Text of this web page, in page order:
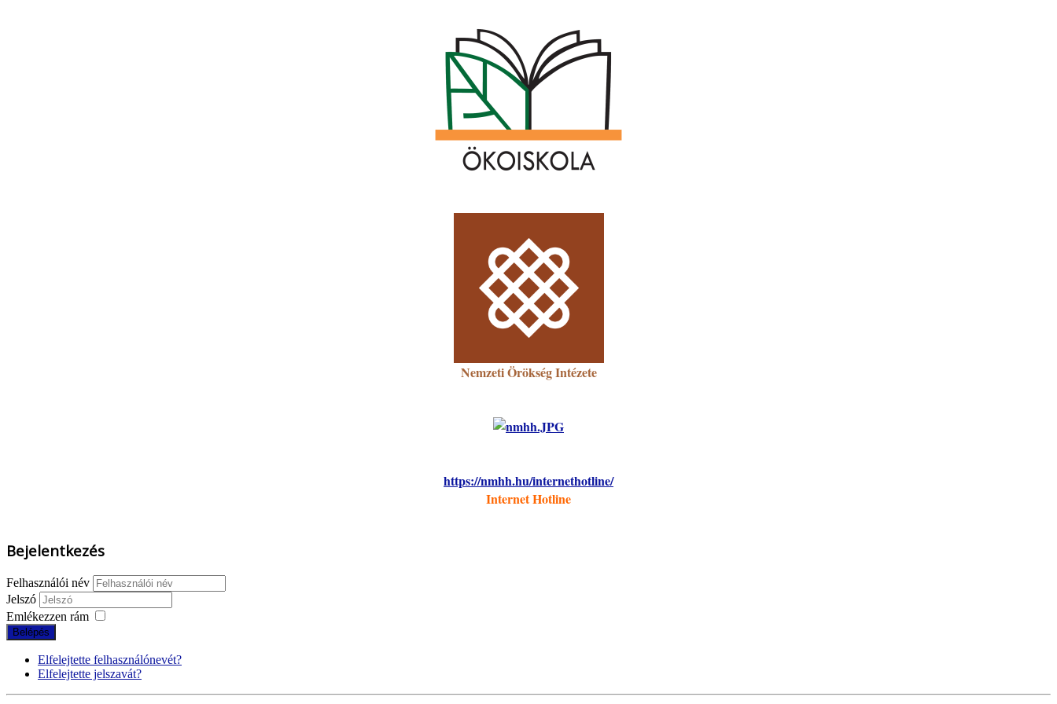
Nemzeti Örökség Intézete
https://nmhh.hu/internethotline/
Internet Hotline
Bejelentkezés
Felhasználói név
Jelszó
Emlékezzen rám
Belépés
Elfelejtette felhasználónevét?
Elfelejtette jelszavát?